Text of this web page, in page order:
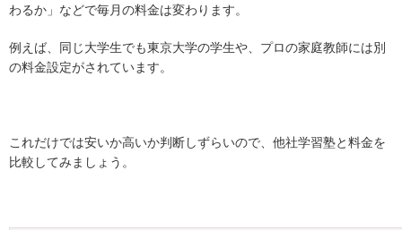
わるか」などで毎月の料金は変わります。
例えば、同じ大学生でも東京大学の学生や、プロの家庭教師には別
の料金設定がされています。
これだけでは安いか高いか判断しずらいので、他社学習塾と料金を
比較してみましょう。